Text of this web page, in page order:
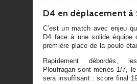
D4 en déplacement à
C’est un match avec enjeu
D4 face à une solide
première place de la poule
Rapidement débordés,
Ploufragan sont menés 1/7,
sera insuffisant : score final